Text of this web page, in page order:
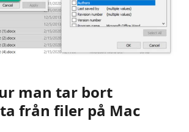
man tar bort
från filer på Mac